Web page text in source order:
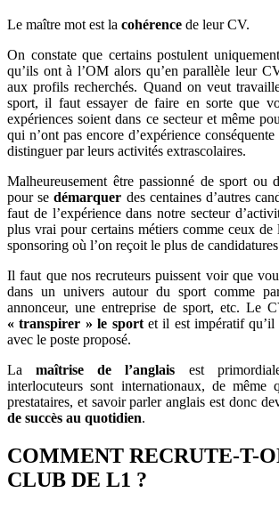
Le maître mot est la cohérence de leur CV.
On constate que certains postulent
qu’ils ont à l’OM alors qu’en parallèle leur
aux profils recherchés. Quand on veut
sport, il faut essayer de faire en sorte que
expériences soient dans ce secteur et même
qui n’ont pas encore d’expérience
distinguer par leurs activités extrascolaires.
Malheureusement être passionné de sport ou
pour sedémarquer des centaines d’autres
faut de l’expérience dans notre secteur
plus vrai pour certains métiers comme ceux de
sponsoring où l’on reçoit le plus de
Il faut que nos recruteurs puissent voir que
dans un univers autour du sport comme
annonceur, une entreprise de sport, etc. Le
« transpirer » le sportet il est impératif qu’il
avec le poste proposé.
Lamaîtrise de l’anglais est
interlocuteurs sont internationaux, de même
prestataires, et savoir parler anglais est donc
de succès au quotidien.
COMMENT RECRUTE-T-
CLUB DE L1 ?​